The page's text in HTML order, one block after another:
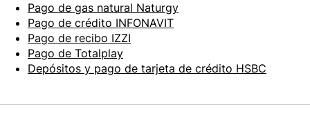
Pago de gas natural Naturgy
Pago de crédito INFONAVIT
Pago de recibo IZZI
Pago de Totalplay
Depósitos y pago de tarjeta de crédito HSBC